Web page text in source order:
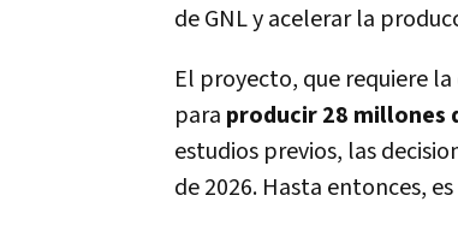
de GNL y acelerar la
El proyecto, que requiere
para producir 28 millones
estudios previos, las
de 2026. Hasta entonces,